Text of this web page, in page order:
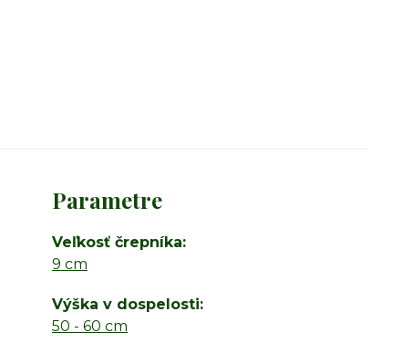
Parametre
Veľkosť črepníka
9 cm
Výška v dospelosti
50 - 60 cm